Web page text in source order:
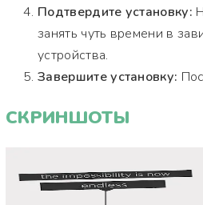
Подтвердите установку:
занять чуть времени в
устройства.
Завершите установку:
СКРИНШОТЫ